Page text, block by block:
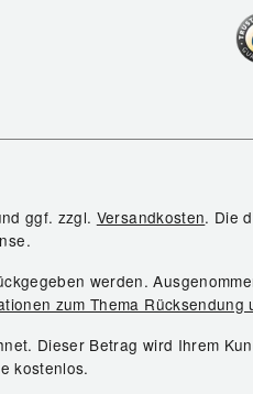
ggf. zzgl. Versandkosten. Die
werden.
zum Thema Rücksendung
Dieser Betrag wird Ihrem
kostenlos.